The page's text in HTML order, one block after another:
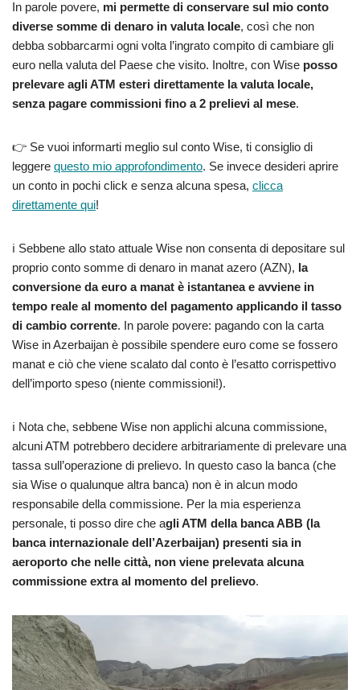
In parole povere, mi permette di conservare sul mio conto
diverse somme di denaro in valuta locale, così che non
debba sobbarcarmi ogni volta l’ingrato compito di cambiare gli
euro nella valuta del Paese che visito. Inoltre, con Wise posso
prelevare agli ATM esteri direttamente la valuta locale,
senza pagare commissioni fino a 2 prelievi al mese.
👉 Se vuoi informarti meglio sul conto Wise, ti consiglio di
leggere questo mio approfondimento. Se invece desideri aprire
un conto in pochi click e senza alcuna spesa, clicca
direttamente qui!
ℹ️ Sebbene allo stato attuale Wise non consenta di depositare sul
proprio conto somme di denaro in manat azero (AZN), la
conversione da euro a manat è istantanea e avviene in
tempo reale al momento del pagamento applicando il tasso
di cambio corrente. In parole povere: pagando con la carta
Wise in Azerbaijan è possibile spendere euro come se fossero
manat e ciò che viene scalato dal conto è l’esatto corrispettivo
dell’importo speso (niente commissioni!).
ℹ️ Nota che, sebbene Wise non applichi alcuna commissione,
alcuni ATM potrebbero decidere arbitrariamente di prelevare una
tassa sull’operazione di prelievo. In questo caso la banca (che
sia Wise o qualunque altra banca) non è in alcun modo
responsabile della commissione. Per la mia esperienza
personale, ti posso dire che agli ATM della banca ABB (la
banca internazionale dell’Azerbaijan) presenti sia in
aeroporto che nelle città, non viene prelevata alcuna
commissione extra al momento del prelievo.